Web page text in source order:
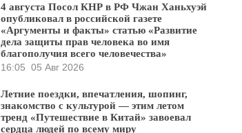
4 августа Посол КНР в РФ Чжан Ханьхуэй
опубликовал в российской газете
«Аргументы и факты» статью «Развитие
дела защиты прав человека во имя
благополучия всего человечества»
16:05 05 Авг 2026
Летние поездки, впечатления, шопинг,
знакомство с культурой — этим летом
тренд «Путешествие в Китай» завоевал
сердца людей по всему миру